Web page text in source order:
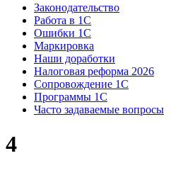
Законодательство
Работа в 1С
Ошибки 1С
Маркировка
Наши доработки
Налоговая реформа 2026
Сопровождение 1С
Программы 1С
Часто задаваемые вопросы
4